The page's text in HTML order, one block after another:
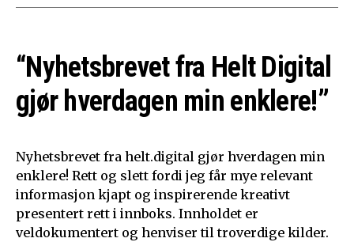
“Nyhetsbrevet fra Helt Digital
gjør hverdagen min enklere!”
Nyhetsbrevet fra helt.digital gjør hverdagen min
enklere! Rett og slett fordi jeg får mye relevant
informasjon kjapt og inspirerende kreativt
presentert rett i innboks. Innholdet er
veldokumentert og henviser til troverdige kilder.